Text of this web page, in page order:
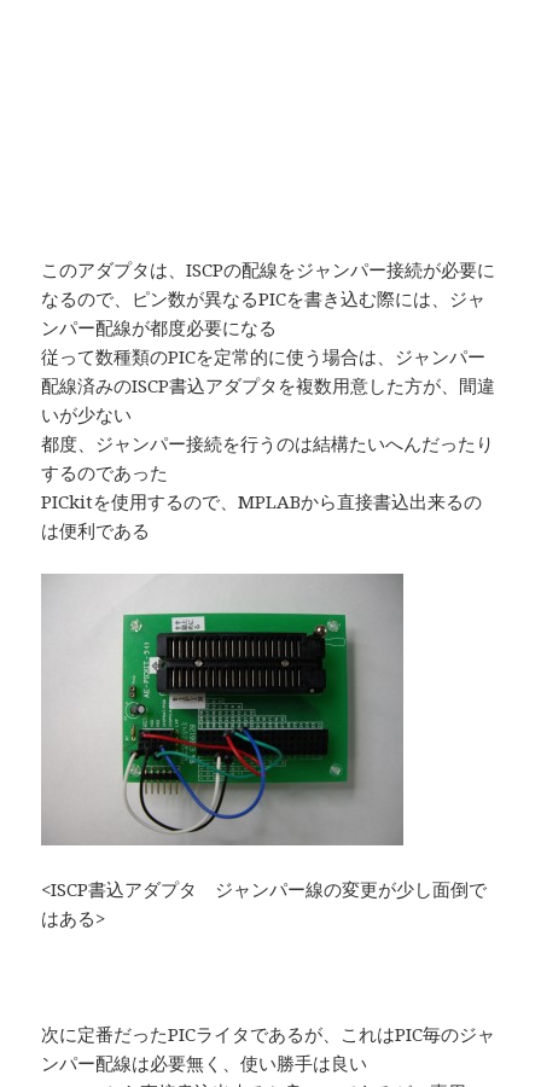
このアダプタは、ISCPの配線をジャンパー接続が必要に
なるので、ピン数が異なるPICを書き込む際には、ジャ
ンパー配線が都度必要になる
従って数種類のPICを定常的に使う場合は、ジャンパー
配線済みのISCP書込アダプタを複数用意した方が、間違
いが少ない
都度、ジャンパー接続を行うのは結構たいへんだったり
するのであった
PICkitを使用するので、MPLABから直接書込出来るの
は便利である
<ISCP書込アダプタ ジャンパー線の変更が少し面倒で
はある>
次に定番だったPICライタであるが、これはPIC毎のジャ
ンパー配線は必要無く、使い勝手は良い